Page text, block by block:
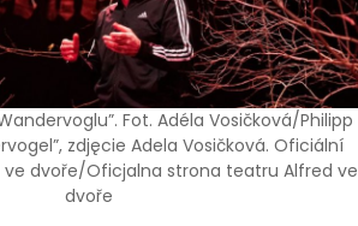
Fot. Adéla Vosičková/Philipp
zdjęcie Adela Vosičková. Oficiální
ve dvoře/Oficjalna strona teatru Alfred ve
dvoře